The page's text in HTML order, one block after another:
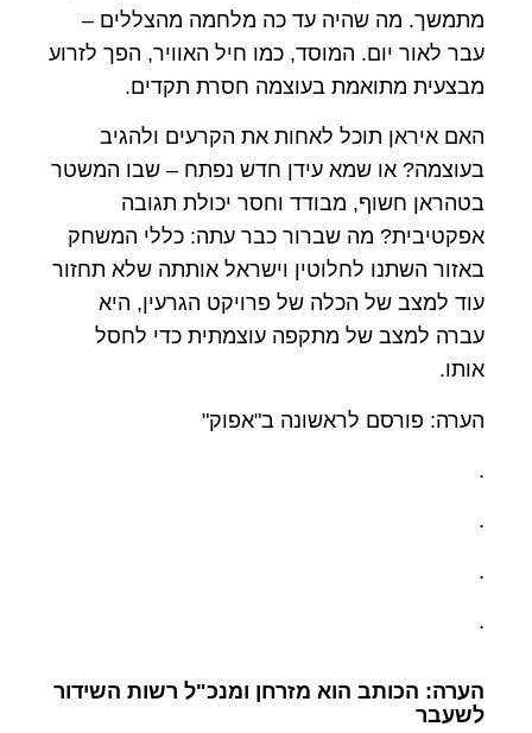
מתמשך. מה שהיה עד כה מלחמה מהצללים –
עבר לאור יום. המוסד, כמו חיל האוויר, הפך לזרוע
מבצעית מתואמת בעוצמה חסרת תקדים.
האם איראן תוכל לאחות את הקרעים ולהגיב
בעוצמה? או שמא עידן חדש נפתח – שבו המשטר
בטהראן חשוף, מבודד וחסר יכולת תגובה
אפקטיבית? מה שברור כבר עתה: כללי המשחק
באזור השתנו לחלוטין וישראל אותתה שלא תחזור
עוד למצב של הכלה של פרויקט הגרעין, היא
עברה למצב של מתקפה עוצמתית כדי לחסל
אותו.
הערה: פורסם לראשונה ב"אפוק"
.
.
.
.
הערה: הכותב הוא מזרחן ומנכ"ל רשות השידור
לשעבר